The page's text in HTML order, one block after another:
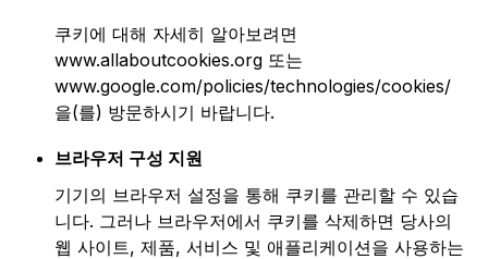
쿠키에 대해 자세히 알아보려면
www.allaboutcookies.org 또는
www.google.com/policies/technologies/cookies/
을(를) 방문하시기 바랍니다.
브라우저 구성 지원
기기의 브라우저 설정을 통해 쿠키를 관리할 수 있습
니다. 그러나 브라우저에서 쿠키를 삭제하면 당사의
웹 사이트, 제품, 서비스 및 애플리케이션을 사용하는